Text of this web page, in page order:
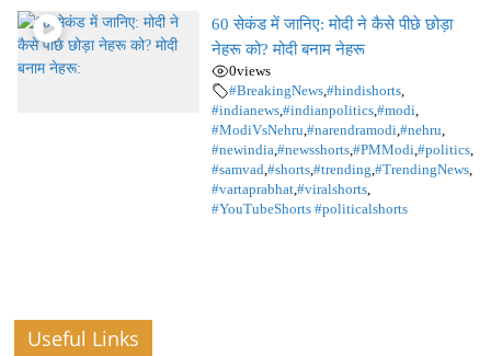
60 सेकंड में जानिए: मोदी ने कैसे पीछे छोड़ा
नेहरू को? मोदी बनाम नेहरू
0views
#BreakingNews, #hindishorts,
#indianews, #indianpolitics, #modi
#ModiVsNehru #narendramodi #nehru
#newindia #newsshorts, #PMModi #politics,
#samvad #shorts, #trending #TrendingNews,
#vartaprabhat, #viralshorts,
#YouTubeShorts #politicalshorts
Useful Links